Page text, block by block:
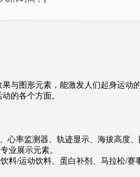
与图形元素，能激发人们起身运动
的各个方面。
心率监测器、轨迹显示、海拔高度
业展示元素。
料/运动饮料、蛋白补剂、马拉松/赛